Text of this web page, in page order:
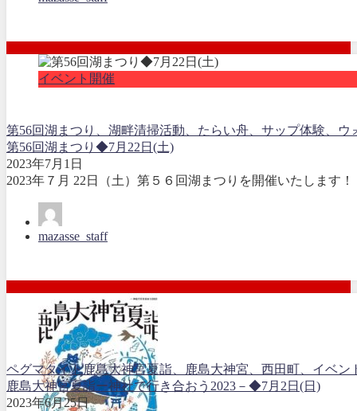
イベント開催
第56回湖まつり、湖畔清掃活動、たらい舟、サップ体験、
第56回湖まつり◆7月22日(土)
2023年7月1日
2023年７月 22日（土）第５６回湖まつりを開催いたします
mazasse_staff
ペグマタイト鹿島大神宮夏詣、鹿島大神宮、西田町、イベ
鹿島大神宮夏詣ー神社で行き合おう2023－◆7月2日(日)
2023年6月25日